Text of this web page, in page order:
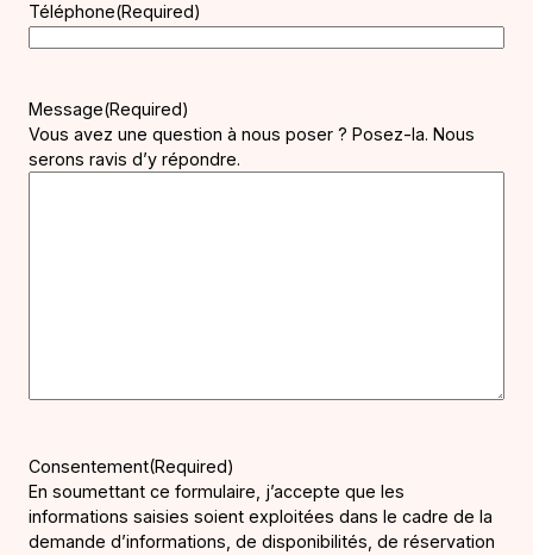
Téléphone(Required)
Message(Required)
Vous avez une question à nous poser ? Posez-la. Nous
serons ravis d’y répondre.
Consentement(Required)
En soumettant ce formulaire, j’accepte que les
informations saisies soient exploitées dans le cadre de la
demande d’informations, de disponibilités, de réservation